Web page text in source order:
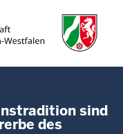
sind
des